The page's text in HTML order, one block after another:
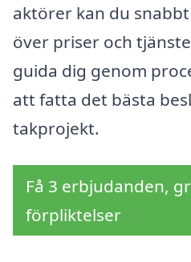
aktörer kan du
över priser och
guida dig genom
att fatta det bästa
takprojekt.
Få 3 erbjudanden,
förpliktelser